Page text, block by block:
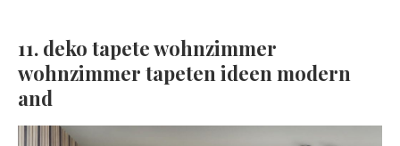
11. deko tapete wohnzimmer
wohnzimmer tapeten ideen modern
and